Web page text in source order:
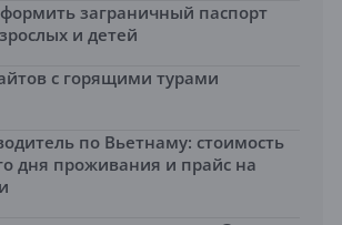
заграничный паспорт
и детей
с горящими турами
по Вьетнаму: стоимость
дня проживания и прайс на